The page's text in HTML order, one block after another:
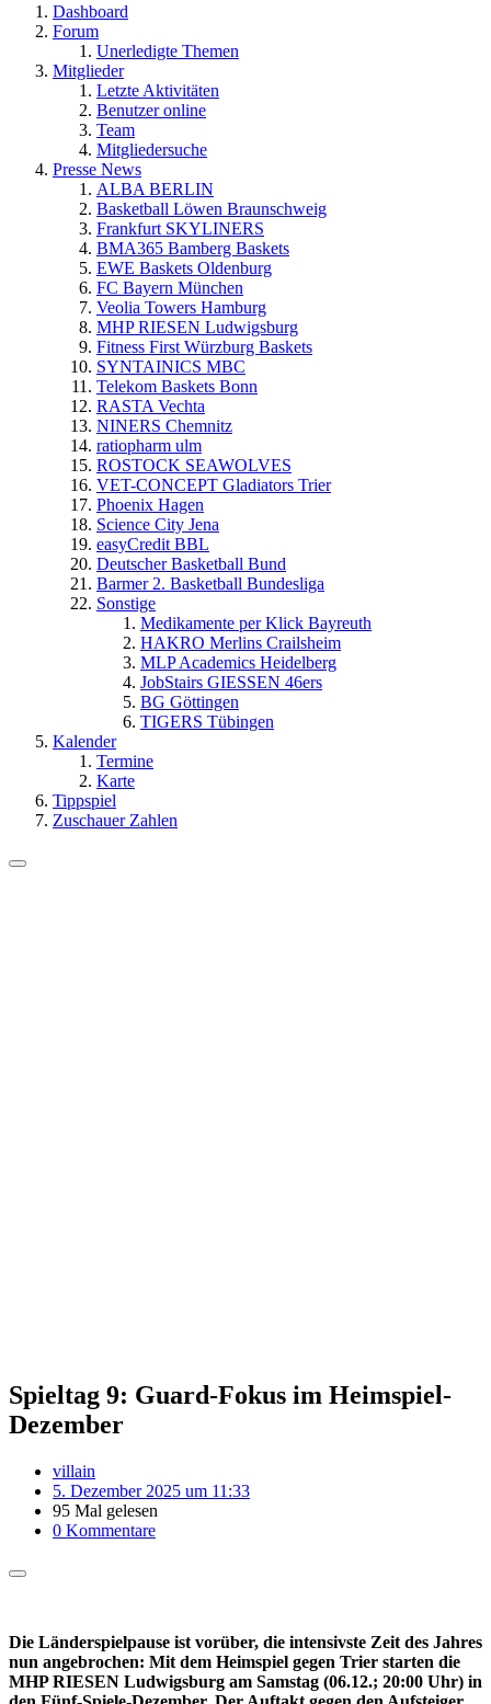
Dashboard
Forum
Unerledigte Themen
Mitglieder
Letzte Aktivitäten
Benutzer online
Team
Mitgliedersuche
Presse News
ALBA BERLIN
Basketball Löwen Braunschweig
Frankfurt SKYLINERS
BMA365 Bamberg Baskets
EWE Baskets Oldenburg
FC Bayern München
Veolia Towers Hamburg
MHP RIESEN Ludwigsburg
Fitness First Würzburg Baskets
SYNTAINICS MBC
Telekom Baskets Bonn
RASTA Vechta
NINERS Chemnitz
ratiopharm ulm
ROSTOCK SEAWOLVES
VET-CONCEPT Gladiators Trier
Phoenix Hagen
Science City Jena
easyCredit BBL
Deutscher Basketball Bund
Barmer 2. Basketball Bundesliga
Sonstige
Medikamente per Klick Bayreuth
HAKRO Merlins Crailsheim
MLP Academics Heidelberg
JobStairs GIESSEN 46ers
BG Göttingen
TIGERS Tübingen
Kalender
Termine
Karte
Tippspiel
Zuschauer Zahlen
Spieltag 9: Guard-Fokus im Heimspiel-
Dezember
villain
5. Dezember 2025 um 11:33
95 Mal gelesen
0 Kommentare
Die Länderspielpause ist vorüber, die intensivste Zeit des Jahres
nun angebrochen: Mit dem Heimspiel gegen Trier starten die
MHP RIESEN Ludwigsburg am Samstag (06.12.; 20:00 Uhr) in